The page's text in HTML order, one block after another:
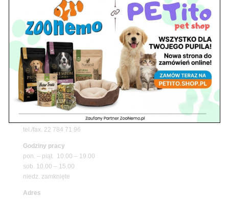
Z Życia Sklepu
Petito Pet Shop – Internetowy Sklep Zoologiczny
Online! Wszystko Dla Twojego Pupila | ZooNemo
Znajdź nas
Adres
05-120 Legionowo
ul. Piłsudskiego 31,
pawilon 134
tel./fax. 22 784 71 96
Godziny pracy
pon. – piąt. 10.00 – 19.00
sob. 10.00 – 15.00
niedz. zamknięte
Adres